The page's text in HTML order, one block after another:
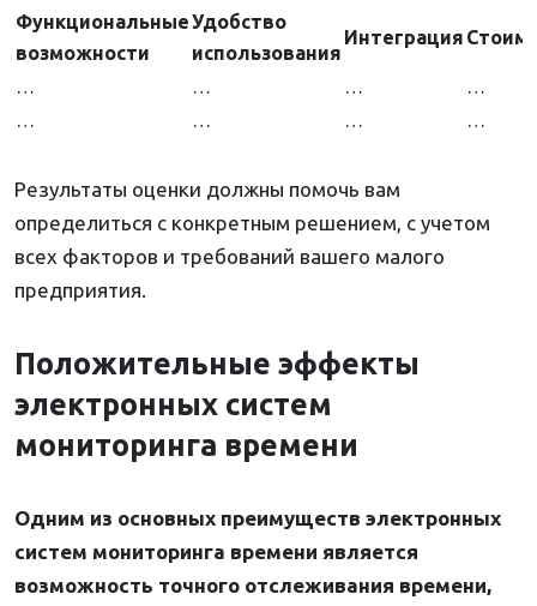
Функциональные
возможности
Удобство
использования
Интеграция
… … …
…
…
… … …
Результаты оценки должны помочь вам
определиться с конкретным решением, с учетом
всех факторов и требований вашего малого
предприятия.
Положительные эффекты
электронных систем
мониторинга времени
Одним из основных преимуществ электронных
систем мониторинга времени является
возможность точного отслеживания времени,